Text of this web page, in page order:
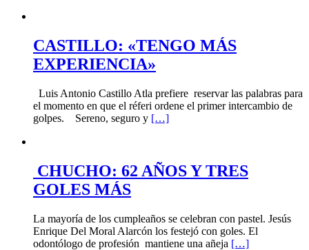
CASTILLO: «TENGO MÁS
EXPERIENCIA»
Luis Antonio Castillo Atla prefiere reservar las palabras para
el momento en que el réferi ordene el primer intercambio de
golpes. Sereno, seguro y […]
CHUCHO: 62 AÑOS Y TRES
GOLES MÁS
La mayoría de los cumpleaños se celebran con pastel. Jesús
Enrique Del Moral Alarcón los festejó con goles. El
odontólogo de profesión mantiene una añeja […]